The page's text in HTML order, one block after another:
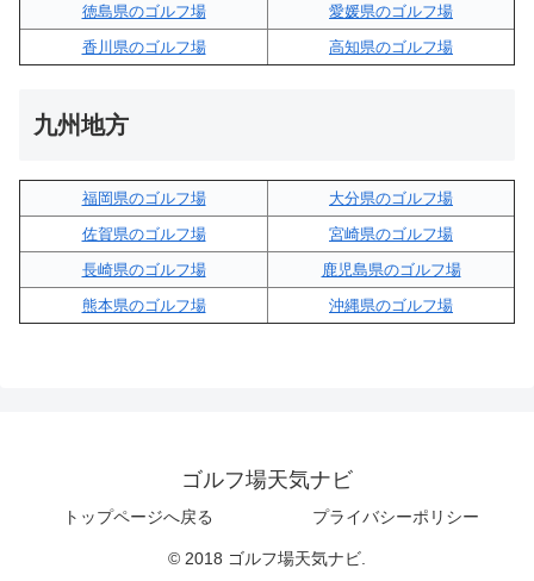
徳島県のゴルフ場
愛媛県のゴルフ場
香川県のゴルフ場
高知県のゴルフ場
九州地方
福岡県のゴルフ場
大分県のゴルフ場
佐賀県のゴルフ場
宮崎県のゴルフ場
長崎県のゴルフ場
鹿児島県のゴルフ場
熊本県のゴルフ場
沖縄県のゴルフ場
ゴルフ場天気ナビ
トップページへ戻る プライバシーポリシー
© 2018 ゴルフ場天気ナビ.